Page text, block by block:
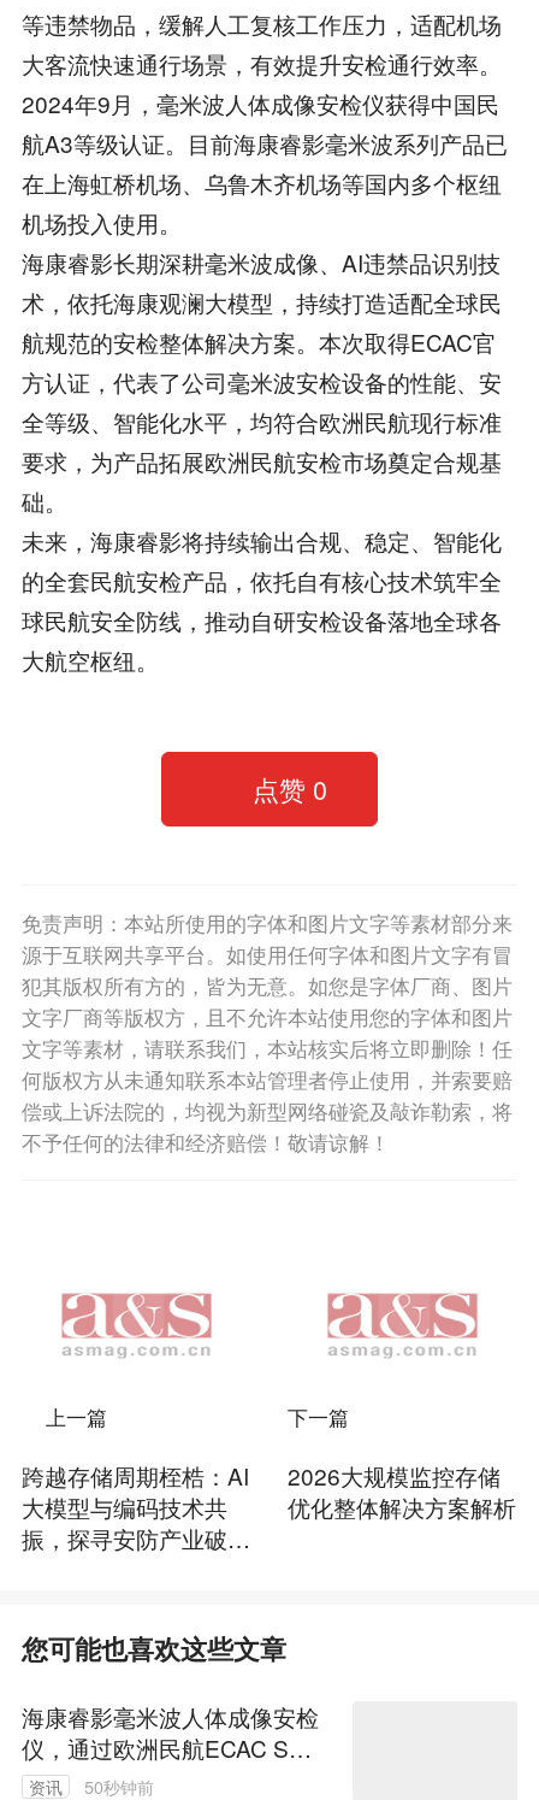
等违禁物品，缓解人工复核工作压力，适配机场
大客流快速通行场景，有效提升安检通行效率。
2024年9月，毫米波人体成像安检仪获得中国民
航A3等级认证。目前海康睿影毫米波系列产品已
在上海虹桥机场、乌鲁木齐机场等国内多个枢纽
机场投入使用。
海康睿影长期深耕毫米波成像、AI违禁品识别技
术，依托海康观澜大模型，持续打造适配全球民
航规范的安检整体解决方案。本次取得ECAC官
方认证，代表了公司毫米波安检设备的性能、安
全等级、智能化水平，均符合欧洲民航现行标准
要求，为产品拓展欧洲民航安检市场奠定合规基
础。
未来，海康睿影将持续输出合规、稳定、智能化
的全套民航安检产品，依托自有核心技术筑牢全
球民航安全防线，推动自研安检设备落地全球各
大航空枢纽。
点赞 0
免责声明：本站所使用的字体和图片文字等素材部分来
源于互联网共享平台。如使用任何字体和图片文字有冒
犯其版权所有方的，皆为无意。如您是字体厂商、图片
文字厂商等版权方，且不允许本站使用您的字体和图片
文字等素材，请联系我们，本站核实后将立即删除！任
何版权方从未通知联系本站管理者停止使用，并索要赔
偿或上诉法院的，均视为新型网络碰瓷及敲诈勒索，将
不予任何的法律和经济赔偿！敬请谅解！
上一篇
跨越存储周期桎梏：AI
大模型与编码技术共
振，探寻安防产业破局
下一篇
2026大规模监控存储
优化整体解决方案解析
您可能也喜欢这些文章
海康睿影毫米波人体成像安检
仪，通过欧洲民航ECAC SSc
A类标准2.1等级权威认证
资讯 50秒钟前